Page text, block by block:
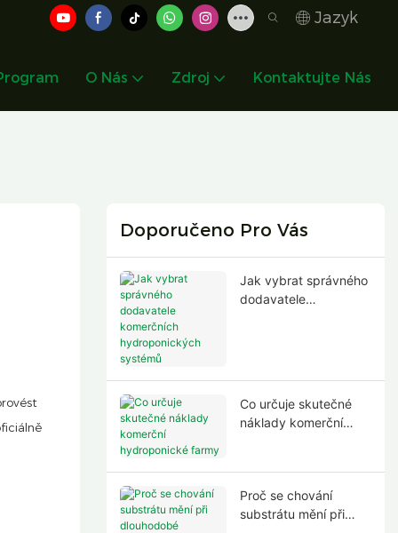
Jazyk
O Nás Zdroj Kontaktujte Nás
Doporučeno Pro Vás
Jak vybrat správného
dodavatele
Co určuje skutečné
náklady komerční
Proč se chování
substrátu mění při